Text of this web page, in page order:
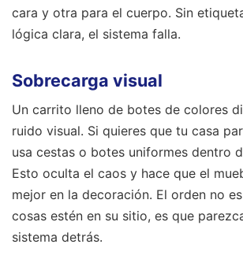
cara y otra para el cuerpo. Sin
lógica clara, el sistema falla.
Sobrecarga visual
Un carrito lleno de botes de colores
ruido visual. Si quieres que tu casa
usa cestas o botes uniformes dentro
Esto oculta el caos y hace que el
mejor en la decoración. El orden no
cosas estén en su sitio, es que
sistema detrás.